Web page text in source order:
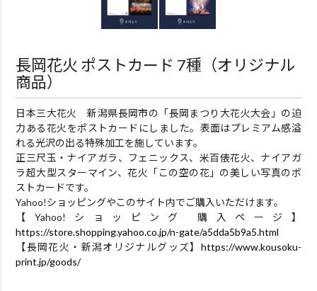
長岡花火 ポストカード 7種（オリジナル
商品）
日本三大花火 新潟県長岡市の「長岡まつり大花火大会」の迫
力ある花火をポストカードにしました。表面はプレミアム感溢
れる光沢の出る特殊加工を施しています。
正三尺玉・ナイアガラ、フェニックス、米百俵花火、ナイアガ
ラ超大型スターマイン、花火「この空の花」の美しい写真のポ
ストカードです。
Yahoo!ショッピングやこのサイト内でご購入いただけます。
【Yahoo!ショッピング 購入ページ】
https://store.shopping.yahoo.co.jp/n-gate/a5dda5b9a5.html
【長岡花火・新潟オリジナルグッズ】 https://www.kousoku-
print.jp/goods/